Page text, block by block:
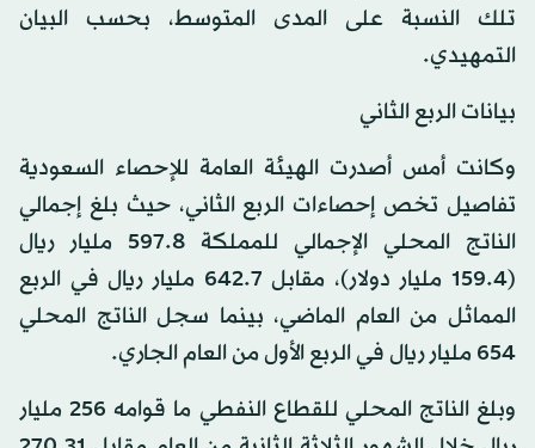
تلك النسبة على المدى المتوسط، بحسب البيان
التمهيدي.
بيانات الربع الثاني
وكانت أمس أصدرت الهيئة العامة للإحصاء السعودية
تفاصيل تخص إحصاءات الربع الثاني، حيث بلغ إجمالي
الناتج المحلي الإجمالي للمملكة 597.8 مليار ريال
(159.4 مليار دولار)، مقابل 642.7 مليار ريال في الربع
المماثل من العام الماضي، بينما سجل الناتج المحلي
654 مليار ريال في الربع الأول من العام الجاري.
وبلغ الناتج المحلي للقطاع النفطي ما قوامه 256 مليار